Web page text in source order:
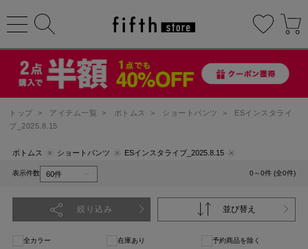
トップ > アイテム一覧 > ボトムス > ショートパンツ >
ESインスタライ
ブ_2025.8.15
ボトムス ショートパンツ ESインスタライブ_2025.8.15
表示件数 0～0件 (全0件)
絞り込み 並び替え
全カラー 在庫あり 予約商品を除く